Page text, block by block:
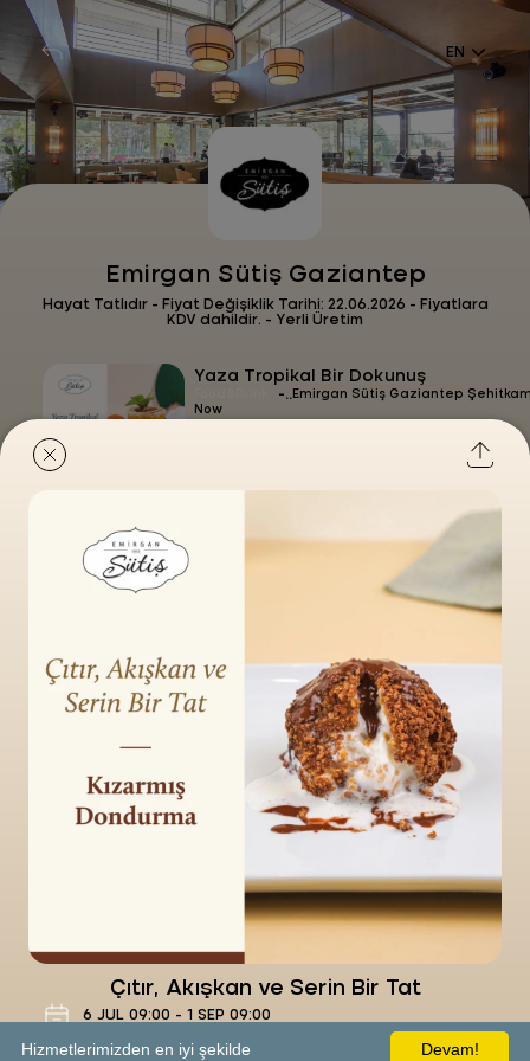
EN
Emirgan Sütiş Gaziantep
Hayat Tatlıdır - Fiyat Değişiklik Tarihi: 22.06.2026 - Fiyatlara
KDV dahildir. - Yerli Üretim
Yaza Tropikal Bir Dokunuş
-Emirgan Sütiş Gaziantep
Now
Çıtır, Akışkan ve Serin Bir Tat
Emirgan Sütiş Gaziantep
Renkli ve Dengeli Bir Uyum
-Emirgan Sütiş Gaziantep
Eşsiz ve İddalı Bir Lezzet Deneyimi
Now
Çıtır, Akışkan ve Serin Bir Tat
6 JUL 09:00 - 1 SEP 09:00
Food&Drink Devam!
Hizmetlerimizden en iyi şekilde